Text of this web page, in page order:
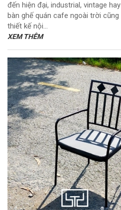
đến hiện đại, industrial, vintage
bàn ghế quán cafe ngoài trời
thiết kế nội...
XEM THÊM